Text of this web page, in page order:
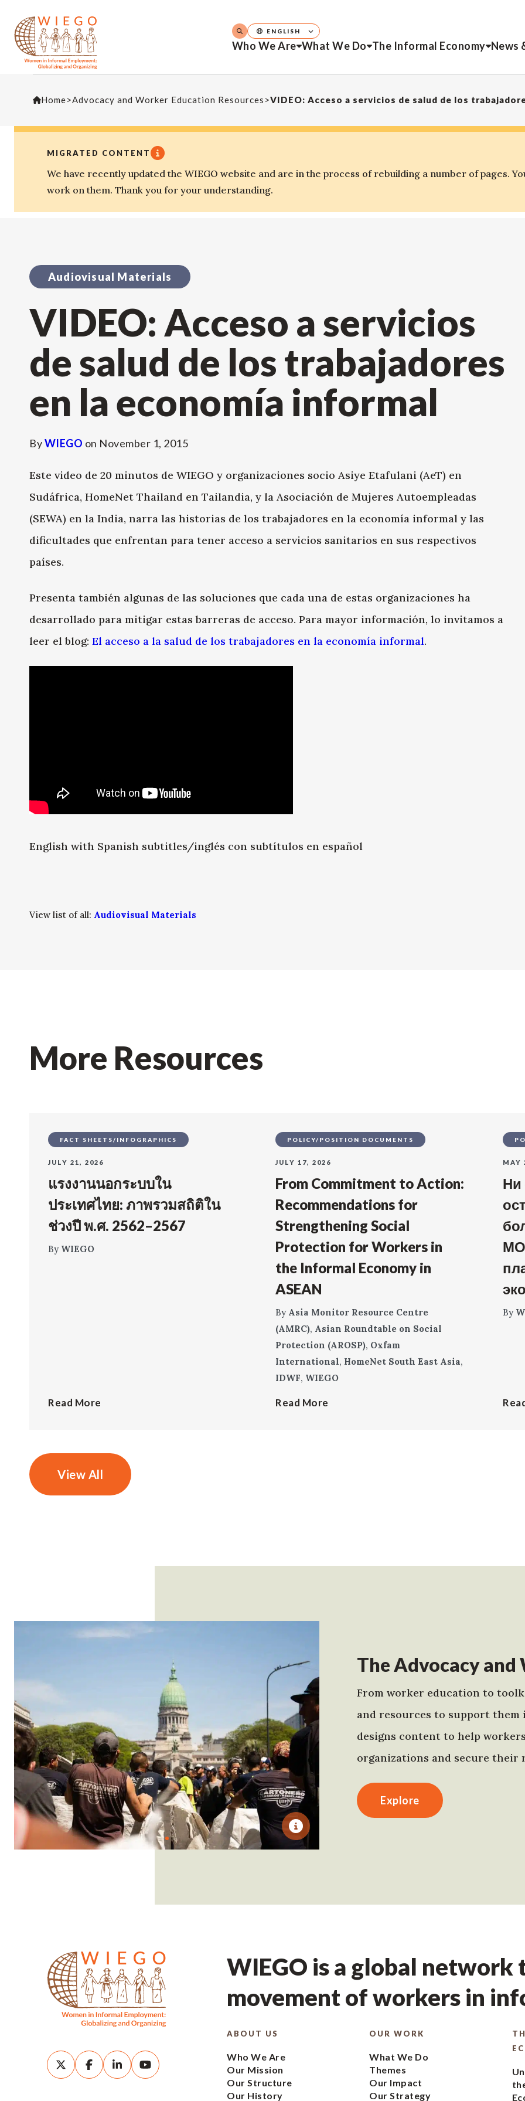
Who We Are What We Do The Informal Economy News
ENGLISH
Home>Advocacy and Worker Education Resources >VIDEO: Acceso a servicios de salud de los
MIGRATED CONTENT
We have recently updated the WIEGO website and are in the process of rebuilding a number of pages.
work on them. Thank you for your understanding.
Audiovisual Materials
VIDEO: Acceso a servicios
de salud de los trabajadores
en la economía informal
ByWIEGO on November 1, 2015
Este video de 20 minutos de WIEGO y organizaciones socio Asiye Etafulani (AeT) en
Sudáfrica, HomeNet Thailand en Tailandia, y la Asociación de Mujeres Autoempleadas
(SEWA) en la India, narra las historias de los trabajadores en la economía informal y las
dificultades que enfrentan para tener acceso a servicios sanitarios en sus respectivos
países.
Presenta también algunas de las soluciones que cada una de estas organizaciones ha
desarrollado para mitigar estas barreras de acceso. Para mayor información, lo invitamos a
leer el blog: El acceso a la salud de los trabajadores en la economía informal.
English with Spanish subtitles/inglés con subtítulos en español
View list of all: Audiovisual Materials
More Resources
FACT SHEETS/INFOGRAPHICS
JULY 21, 2026
แรงงานนอกระบบใน
ประเทศไทย: ภาพรวมสถิติใน
ช่วงปี พ.ศ. 2562–2567
By WIEGO
Read More
POLICY/POSITION DOCUMENTS
JULY 17, 2026
From Commitment to Action:
Recommendations for
Strengthening Social
Protection for Workers in
the Informal Economy in
ASEAN
By Asia Monitor Resource Centre
(AMRC), Asian Roundtable on Social
Protection (AROSP), Oxfam
International, HomeNet South East Asia,
IDWF, WIEGO
Read More
MAY
Ни
By
View All
The Advocacy
From worker education to
and resources to support them
designs content to help
organizations and secure their
Explore
WIEGO is a global network
movement of workers in
ABOUT US
Who We Are
Our Mission
Our Structure
Our History
OUR WORK
What We Do
Themes
Our Impact
Our Strategy